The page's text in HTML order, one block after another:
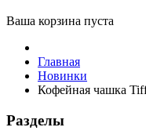
Ваша корзина пуста
Главная
Новинки
Кофейная чашка
Разделы